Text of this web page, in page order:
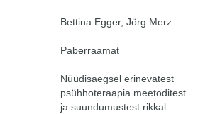
Bettina Egger, Jörg Merz
Paberraamat
Nüüdisaegsel erinevatest
psühhoteraapia meetoditest
ja suundumustest rikkal